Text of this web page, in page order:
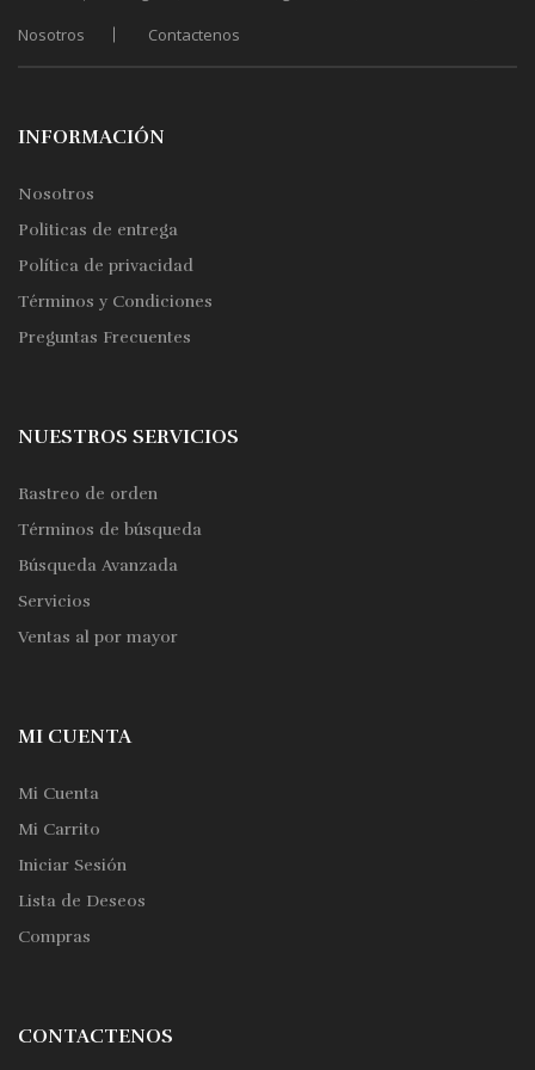
en
Nosotros
Contactenos
INFORMACIÓN
Nosotros
Politicas de entrega
Política de privacidad
Términos y Condiciones
Preguntas Frecuentes
NUESTROS SERVICIOS
Rastreo de orden
Términos de búsqueda
Búsqueda Avanzada
Servicios
Ventas al por mayor
MI CUENTA
Mi Cuenta
Mi Carrito
Iniciar Sesión
Lista de Deseos
Compras
CONTACTENOS